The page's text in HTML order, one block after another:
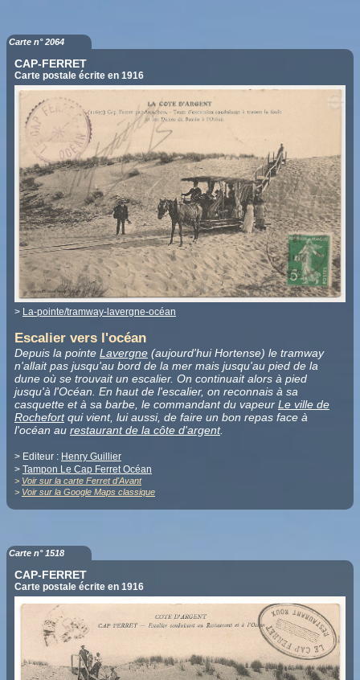
Carte n° 2064
CAP-FERRET
Carte postale écrite en 1916
> La-pointe/tramway-lavergne-océan
Escalier vers l'océan
Depuis la pointe Lavergne (aujourd'hui Hortense) le tramway
n'allait pas jusqu'au bord de la mer mais jusqu'au pied de la
dune où se trouvait un escalier. On continuait alors à pied
jusqu'à l'Océan. En haut de l'escalier, on reconnais à sa
casquette et à sa barbe, le commandant du vapeur Le ville de
Rochefortqui vient, lui aussi, de faire un bon repas face à
l'océan au restaurant de la côte d'argent.
> Editeur : Henry Guillier
> Tampon Le Cap Ferret Océan
> Voir sur la carte Ferret d'Avant
> Voir sur la Google Maps classique
Carte n° 1518
CAP-FERRET
Carte postale écrite en 1916